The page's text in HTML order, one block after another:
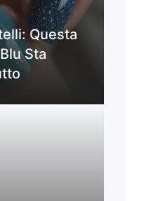
Questa
Sta